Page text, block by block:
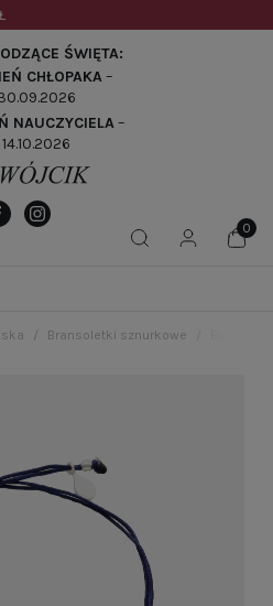
ŚWIĘTA:
CHŁOPAKA–
NAUCZYCIELA–
14.10.2026
Bransoletki sznurkowe